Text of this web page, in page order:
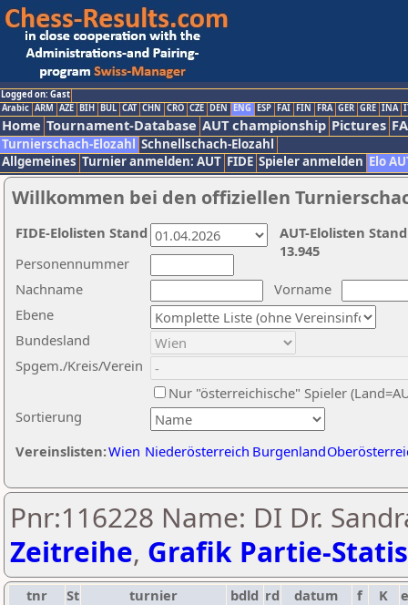
Logged on: Gast
Arabic ARM AZE BIH BUL CAT CHN CRO CZE DEN ENG ESP FAI FIN FRA GER GRE INA
Home Tournament-Database AUT championship Pictures
Turnierschach-Elozahl Schnellschach-Elozahl
Allgemeines Turnier anmelden: AUT FIDE Spieler anmelden Elo
Willkommen bei den offiziellen
Nachname
Vorname
Ebene
Sortierung
Personennummer
Bundesland
Spgem./Kreis/Verein
Nur "österreichische" Spieler
Vereinslisten:Wien Niederösterreich Burgenland
AUT-Elolisten
13.945
FIDE-Elolisten Stand
Pnr:116228 Name: DI Dr.
Zeitreihe, Grafik Partie-
tnr St turnier bdld rd datum f K